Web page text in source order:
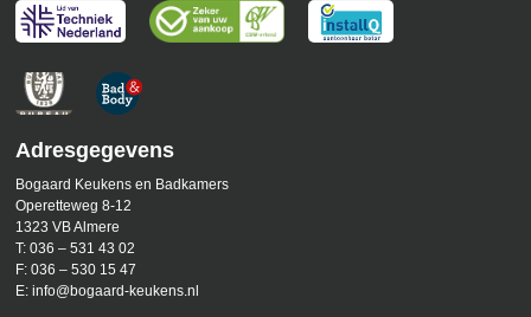
Adresgegevens
Bogaard Keukens en Badkamers
Operetteweg 8-12
1323 VB Almere
T:036 – 531 43 02
F:036 – 530 15 47
E:info@bogaard-keukens.nl